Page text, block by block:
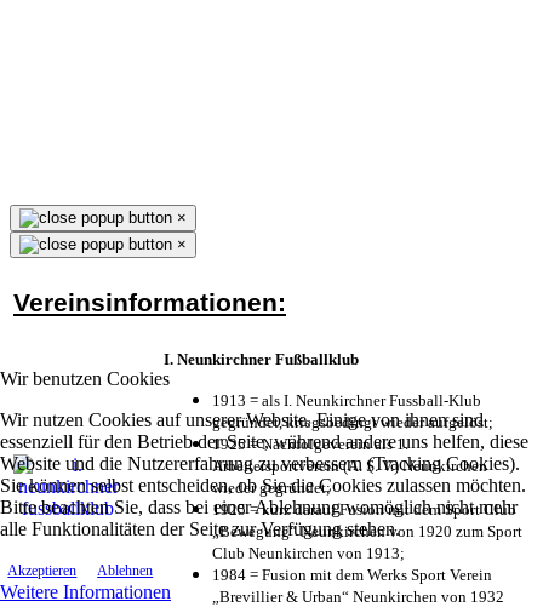
Wir benutzen Cookies
Wir nutzen Cookies auf unserer Website. Einige von ihnen sind
essenziell für den Betrieb der Seite, während andere uns helfen, diese
Website und die Nutzererfahrung zu verbessern (Tracking Cookies).
Sie können selbst entscheiden, ob Sie die Cookies zulassen möchten.
Bitte beachten Sie, dass bei einer Ablehnung womöglich nicht mehr
alle Funktionalitäten der Seite zur Verfügung stehen.
Akzeptieren Ablehnen
Weitere Informationen
×
×
Vereinsinformationen:
I. Neunkirchner Fußballklub
1913 = als I. Neunkirchner Fussball-Klub
gegründet, kriegsbedingt wieder aufgelöst;
1925 = Nachfolgeverein als 1.
Arbeitersportverein (A. S. V.) Neunkirchen
wieder gegründet;
1925 = kurz darauf Fusion mit dem Sport Club
„Bewegung“ Neunkirchen von 1920 zum Sport
Club Neunkirchen von 1913;
1984 = Fusion mit dem Werks Sport Verein
„Brevillier & Urban“ Neunkirchen von 1932